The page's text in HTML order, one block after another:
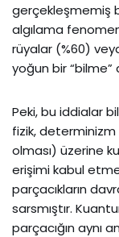
gerçekleşmemiş
algılama
rüyalar (%60)
yoğun bir “bilme”
Peki, bu iddialar
fizik,
olması) üzerine
erişimi kabul
parçacıkların
sarsmıştır.
parçacığın aynı